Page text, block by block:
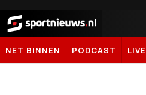
Sportnieuws.nl
NET BINNEN PODCAST LIVE